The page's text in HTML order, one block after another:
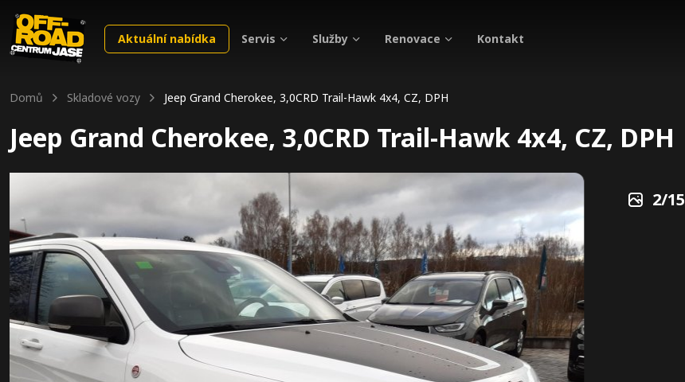
Aktuální nabídka Servis Služby Renovace Kontakt
Domů Skladové vozy Jeep Grand Cherokee, 3,0CRD Trail-Hawk 4x4, CZ, DPH
Jeep Grand Cherokee, 3,0CRD Trail-Hawk 4x4, CZ, DPH
2/15